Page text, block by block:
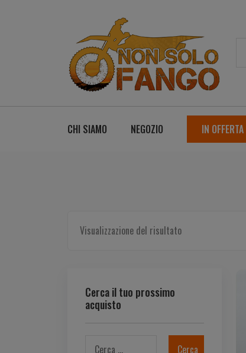
CHI SIAMO NEGOZIO IN OFFERTA
Visualizzazione del risultato
Cerca il tuo prossimo
acquisto